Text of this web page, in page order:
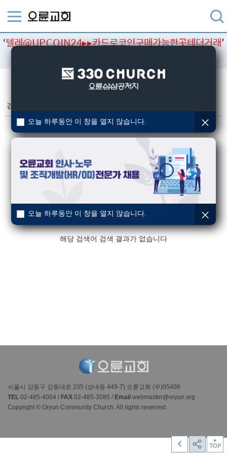
‘텔레@UPCOIN24▸▸카드로코인구매가능한곳테더거래’
검색결과
해당 검색어 검색 결과가 없습니다
서울시 강동구 강동대로 235 (성내동 449-7) 오륜교회 (우)05408
TEL 02-485-4004 / FAX 02-485-3585 / Email webmaster@oryun.org
Copyright © Oryun Community Church, All rights reserved.
오늘 하루동안 이 창을 열지 않습니다.
오늘 하루동안 이 창을 열지 않습니다.